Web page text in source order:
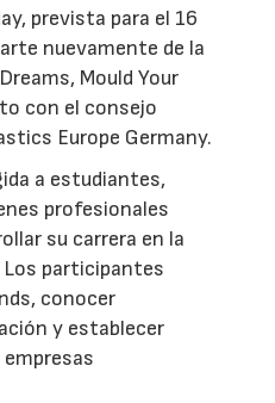
prevista para el 16
nuevamente de la
Mould Your
con el consejo
Europe Germany.
a estudiantes,
profesionales
su carrera en la
participantes
conocer
y establecer